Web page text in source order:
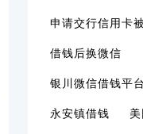
申请交行信用卡
借钱后换微信
银川微信借钱平
永安镇借钱